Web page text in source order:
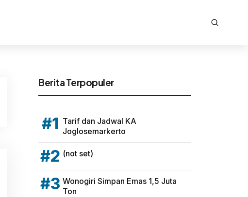
Berita Terpopuler
#1 Tarif dan Jadwal KA
Joglosemarkerto
#2 (not set)
#3 Wonogiri Simpan Emas 1,5 Juta
Ton